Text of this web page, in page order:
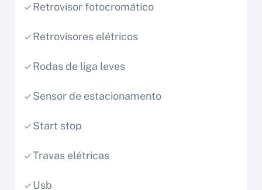
Retrovisor fotocromático
Retrovisores elétricos
Rodas de liga leves
Sensor de estacionamento
Start stop
Travas elétricas
Usb